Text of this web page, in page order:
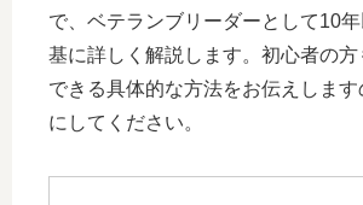
で、ベテランブリーダーとして10
基に詳しく解説します。初心者の
できる具体的な方法をお伝えしま
にしてください。